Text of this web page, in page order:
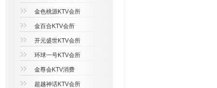
金色桃源KTV会所
金百合KTV会所
开元盛世KTV会所
环球一号KTV会所
金尊会KTV消费
超越神话KTV会所